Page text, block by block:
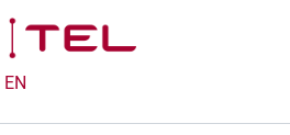
EN